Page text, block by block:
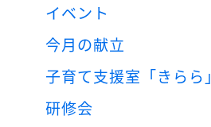
イベント
今月の献立
子育て支援室「きらら」
研修会